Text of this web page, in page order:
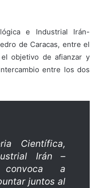
e Industrial Irán-
de Caracas, entre el
objetivo de afianzar y
entre los dos
Científica,
Irán –
convoca a
juntos al